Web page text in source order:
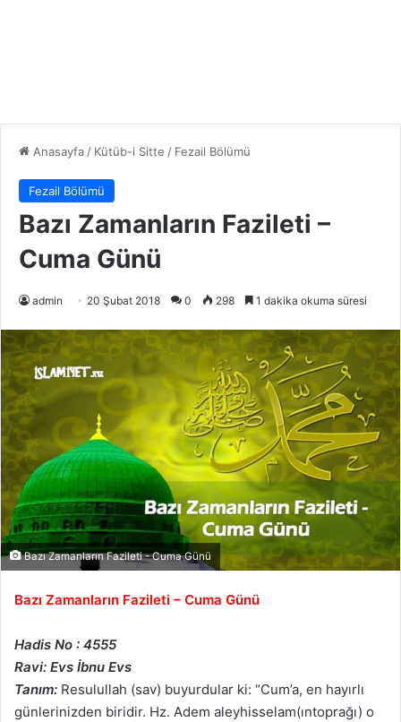
Anasayfa/ Kütüb-i Sitte / Fezail Bölümü
Fezail Bölümü
Bazı Zamanların Fazileti –
Cuma Günü
admin 20 Şubat 2018 0 298 1 dakika okuma süresi
Bazı Zamanların Fazileti - Cuma Günü
Bazı Zamanların Fazileti – Cuma Günü
Hadis No : 4555
Ravi: Evs İbnu Evs
Tanım: Resulullah (sav) buyurdular ki: “Cum’a, en hayırlı
günlerinizden biridir. Hz. Adem aleyhisselam(ıntoprağı) o